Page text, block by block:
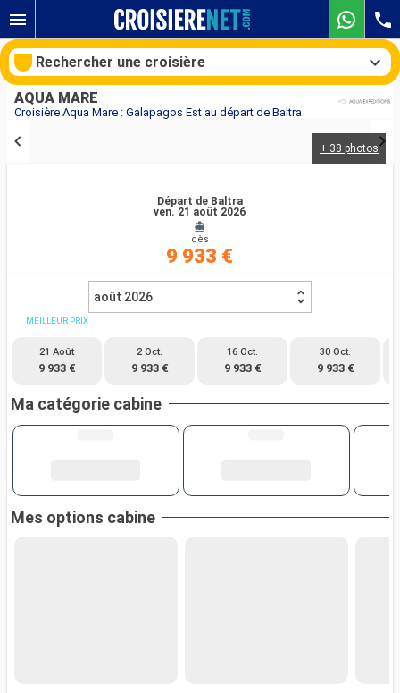
Croisière Aqua Mare : Galapagos Est au départ de Baltra
AQUA MARE
+ 38 photos
Départ de Baltra
ven. 21 août 2026
dès
9 933 €
août 2026
MEILLEUR PRIX
21 Août
9 933 €
2 Oct.
9 933 €
16 Oct.
9 933 €
30 Oct.
9 933 €
Ma catégorie cabine
Mes options cabine
Rechercher une croisière
Rechercher